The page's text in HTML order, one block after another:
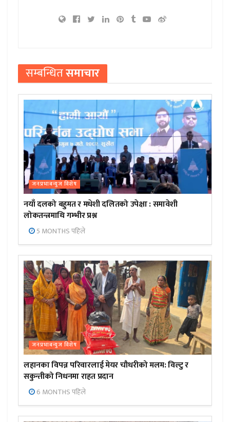
सम्बन्धितसमाचार
जनप्रभाबन्युज विशेष
नयाँ दलको बहुमत र मधेशी दलितको उपेक्षा : समावेशी
लोकतन्त्रमाथि गम्भीर प्रश्न
5 MONTHS पहिले
जनप्रभाबन्युज विशेष
लहानका विपन्न परिवारलाई मेयर चौधरीको मलम: विल्टु र
सकुन्तीको निधनमा राहत प्रदान
6 MONTHS पहिले